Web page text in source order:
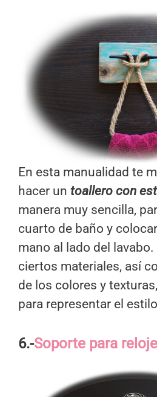
En esta manualidad te
hacer un toallero con
manera muy sencilla,
cuarto de baño y
mano al lado del
ciertos materiales, así
de los colores y
para representar el
6.-Soporte para